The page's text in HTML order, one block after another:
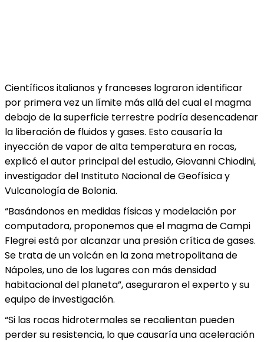
Científicos italianos y franceses lograron identificar
por primera vez un límite más allá del cual el magma
debajo de la superficie terrestre podría desencadenar
la liberación de fluidos y gases. Esto causaría la
inyección de vapor de alta temperatura en rocas,
explicó el autor principal del estudio, Giovanni Chiodini,
investigador del Instituto Nacional de Geofísica y
Vulcanología de Bolonia.
“Basándonos en medidas físicas y modelación por
computadora, proponemos que el magma de Campi
Flegrei está por alcanzar una presión crítica de gases.
Se trata de un volcán en la zona metropolitana de
Nápoles, uno de los lugares con más densidad
habitacional del planeta”, aseguraron el experto y su
equipo de investigación.
“Si las rocas hidrotermales se recalientan pueden
perder su resistencia, lo que causaría una aceleración